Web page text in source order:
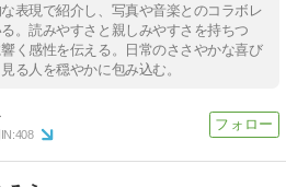
表現で紹介し、写真や音楽とのコラボレ
。読みやすさと親しみやすさを持ちつ
く感性を伝える。日常のささやかな喜び
る人を穏やかに包み込む。
408